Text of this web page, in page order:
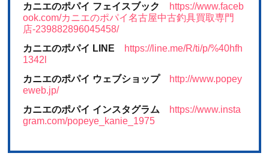
カニエのポパイ フェイスブック
https://www.faceb
ook.com/カニエのポパイ名古屋中古釣具買取専門
店-239882896045458/
カニエのポパイ LINE
https://line.me/R/ti/p/%40hfh
1342l
カニエのポパイ ウェブショップ
http://www.popey
eweb.jp/
カニエのポパイ インスタグラム
https://www.insta
gram.com/popeye_kanie_1975